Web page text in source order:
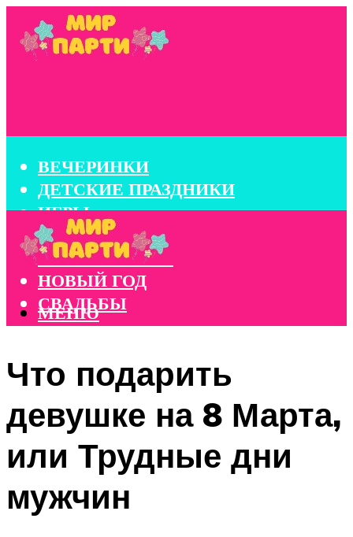
ВЕЧЕРИНКИ
ДЕТСКИЕ ПРАЗДНИКИ
ИГРЫ
КОНКУРСЫ
КОРПОРАТИВЫ
НОВЫЙ ГОД
СВАДЬБЫ
МЕНЮ
Что подарить
девушке на 8 Марта,
или Трудные дни
мужчин